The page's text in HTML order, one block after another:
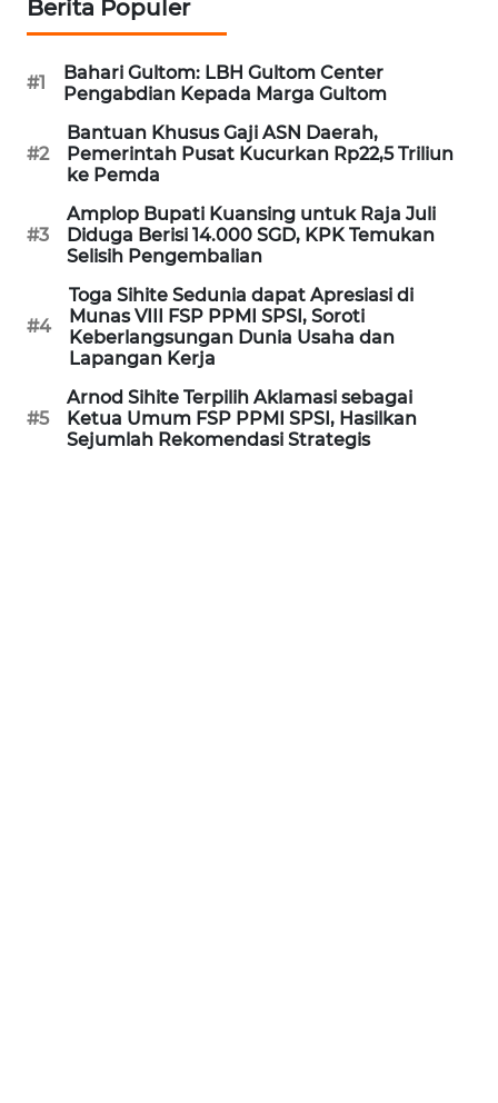
Berita Populer
#1
Bahari Gultom: LBH Gultom Center
Pengabdian Kepada Marga Gultom
#2
Bantuan Khusus Gaji ASN Daerah,
Pemerintah Pusat Kucurkan Rp22,5 Triliun
ke Pemda
#3
Amplop Bupati Kuansing untuk Raja Juli
Diduga Berisi 14.000 SGD, KPK Temukan
Selisih Pengembalian
#4
Toga Sihite Sedunia dapat Apresiasi di
Munas VIII FSP PPMI SPSI, Soroti
Keberlangsungan Dunia Usaha dan
Lapangan Kerja
#5
Arnod Sihite Terpilih Aklamasi sebagai
Ketua Umum FSP PPMI SPSI, Hasilkan
Sejumlah Rekomendasi Strategis
WN
JABAR
WN
BANTEN
NTT
WN
KEPRI
WN
PAPUA